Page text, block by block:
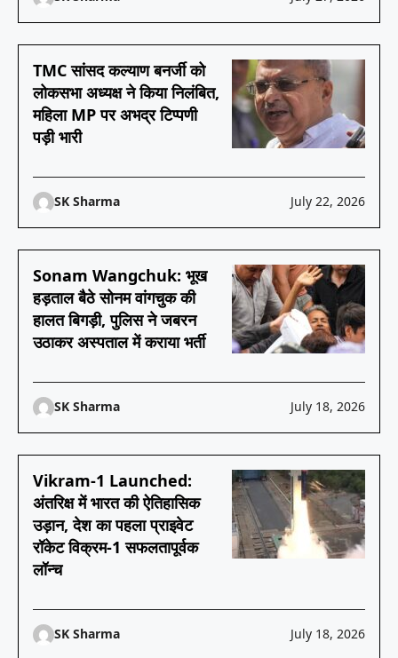
TMC सांसद कल्याण बनर्जी को
लोकसभा अध्यक्ष ने किया निलंबित,
महिला MP पर अभद्र टिप्पणी
पड़ी भारी
SK Sharma July 22, 2026
Sonam Wangchuk: भूख
हड़ताल बैठे सोनम वांगचुक की
हालत बिगड़ी, पुलिस ने जबरन
उठाकर अस्पताल में कराया भर्ती
SK Sharma July 18, 2026
Vikram-1 Launched:
अंतरिक्ष में भारत की ऐतिहासिक
उड़ान, देश का पहला प्राइवेट
रॉकेट विक्रम-1 सफलतापूर्वक
लॉन्च
SK Sharma July 18, 2026